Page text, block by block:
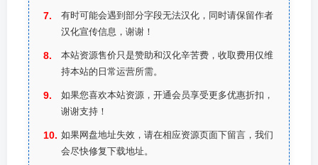
有时可能会遇到部分字段无法汉化，同时请保留作者
汉化宣传信息，谢谢！
本站资源售价只是赞助和汉化辛苦费，收取费用仅维
持本站的日常运营所需。
如果您喜欢本站资源，开通会员享受更多优惠折扣，
谢谢支持！
如果网盘地址失效，请在相应资源页面下留言，我们
会尽快修复下载地址。